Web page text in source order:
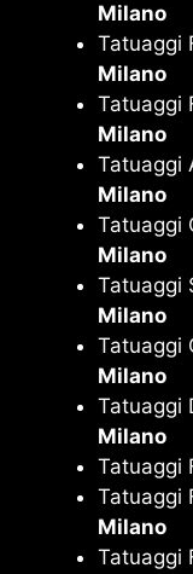
Milano
Tatuaggi
Milano
Tatuaggi
Milano
Tatuaggi
Milano
Tatuaggi
Milano
Tatuaggi
Milano
Tatuaggi
Milano
Tatuaggi
Milano
Tatuaggi
Tatuaggi
Milano
Tatuaggi